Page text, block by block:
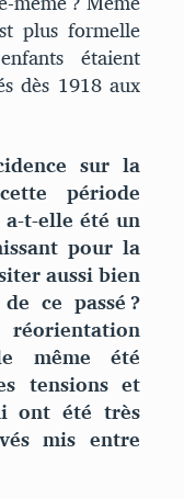
plus formelle
étaient
dès 1918 aux
sur la
période
t-elle été un
pour la
aussi bien
ce passé ?
même été
tensions et
ont été très
mis entre